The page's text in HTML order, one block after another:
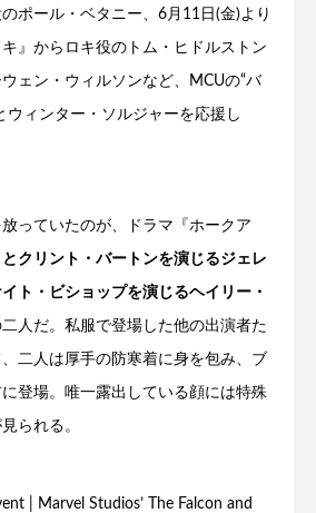
ポール・ベタニー、6月11日(金)より
』からロキ役のトム・ヒドルストン
ェン・ウィルソンなど、MCUの“バ
ウィンター・ソルジャーを応援し
っていたのが、ドラマ『ホークア
クリント・バートンを演じるジェレ
ト・ビショップを演じるヘイリー・
人だ。私服で登場した他の出演者た
二人は厚手の防寒着に身を包み、ブ
登場。唯一露出している顔には特殊
られる。
| Marvel Studios’ The Falcon and